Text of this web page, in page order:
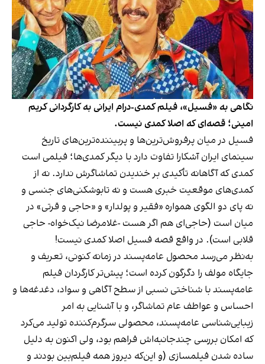
نگاهی به «فسیل»، فیلم کمدی-درام ایرانی به کارگردانی کریم
امینی؛ قصه‌ای که اصلا کمدی نیست.
فسیل در میان پرفروش‌ترین‌ها و پربیننده‌ترین‌های تاریخ
سینمای ایران آشکارا تفاوت دارد با دیگر کمدی‌ها؛ فیلمی است
کمدی که آگاهانه تأکیدی بر خندیدن تماشاگرش ندارد. نه از
کمدی‌های موقعیت خبری هست و نه تابوشکنی‌های جنسی و
نه پای دو الگوی همواره «فقیر و پولدار» و «حاجی و قرتی» در
میان است (حاجی‌ای هم اگر هست -غلامرضا نیک‌خواه- حاجی
قلابی است). در واقع قصه‌ فسیل اصلا کمدی نیست!
به‌نظر می‌رسد محصول عامه‌پسند در زمانه‌ کنونی، تعریف و
جایگاه مولف را دگرگون کرده است؛ پیش‌تر کارگردان فیلم
عامه‌پسند با شناختی نسبی از سطح آگاهی و سواد، دغدغه‌ها و
احساس و عواطف عام تماشاگر، و با آشنایی به امر
زیبایی‌شناسی عامه‌پسند، محصولی سرگرم‌کننده تولید می‌کرد
که امکان بررسی چندجانبه‌اش فراهم بود، ولی اکنون به دلیل
ساده شدن فیلمسازی (و این‌که دیروز همه فیلم‌بین بودند و